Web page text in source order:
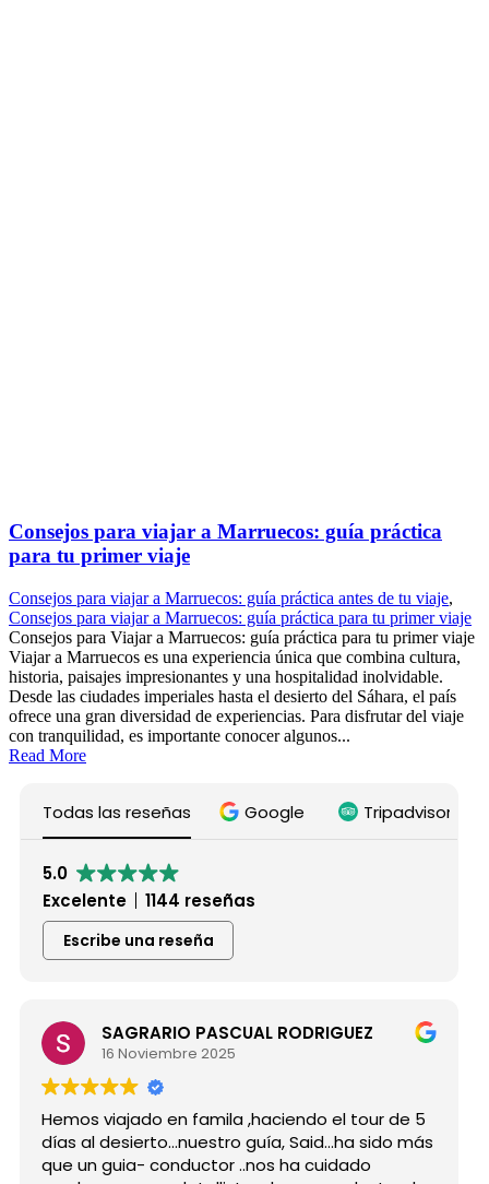
Consejos para viajar a Marruecos: guía práctica
para tu primer viaje
Consejos para viajar a Marruecos: guía práctica antes de tu viaje,
Consejos para viajar a Marruecos: guía práctica para tu primer viaje
Consejos para Viajar a Marruecos: guía práctica para tu primer viaje
Viajar a Marruecos es una experiencia única que combina cultura,
historia, paisajes impresionantes y una hospitalidad inolvidable.
Desde las ciudades imperiales hasta el desierto del Sáhara, el país
ofrece una gran diversidad de experiencias. Para disfrutar del viaje
con tranquilidad, es importante conocer algunos...
Read More
Todas las reseñas Google Tripadvisor
5.0
Excelente
1144 reseñas
Escribe una reseña
SAGRARIO PASCUAL RODRIGUEZ
16 Noviembre 2025
viajado en famila ,haciendo el tour de 5
guía, Said...ha sido más
guia- conductor ..nos ha cuidado
Hicimos
grupo de